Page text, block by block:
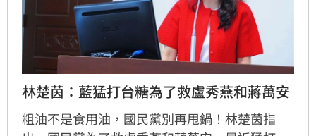
林楚茵：藍猛打台糖為了救盧秀燕和蔣萬安
粗油不是食用油，國民黨別再甩鍋！林楚茵指